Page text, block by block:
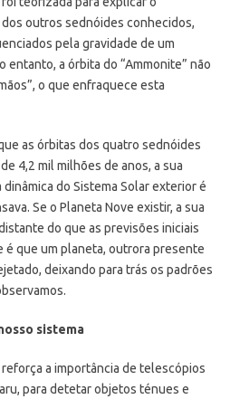
outros sednóides conhecidos,
pela gravidade de um
entanto, a órbita do “Ammonite” não
o que enfraquece esta
as órbitas dos quatro sednóides
4,2 mil milhões de anos, a sua
do Sistema Solar exterior é
Se o Planeta Nove existir, a sua
do que as previsões iniciais
é que um planeta, outrora presente
deixando para trás os padrões
sistema
a importância de telescópios
para detetar objetos ténues e